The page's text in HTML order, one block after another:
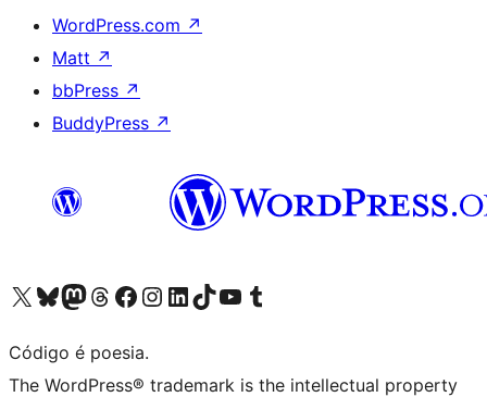
WordPress.com ↗
Matt ↗
bbPress ↗
BuddyPress ↗
Acessar nossa conta do X (antigo Twitter)
Acessar nossa conta do Bluesky
Acessar nossa conta do Mastodon
Acessar nossa conta do Threads
Acessar nossa página do Facebook
Acessar nossa conta do Instagram
Acessar nossa conta do LinkedIn
Acessar nossa conta do TikTok
Acessar nosso canal do YouTube
Acessar nossa conta no Tumblr
Código é poesia.
The WordPress® trademark is the intellectual property